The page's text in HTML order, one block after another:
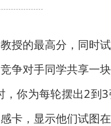
授的最高分，同时
争对手同学共享一
你为每轮摆出2到
卡，显示他们试图